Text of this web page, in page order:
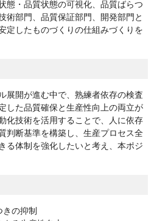
態・品質状態の可視化、品質ばらつ
術部門、品質保証部門、開発部門と
定したものづくりの仕組みづくりを
展開が進む中で、熟練者依存の検査
した品質確保と生産性向上の両立が
化技術を活用することで、人に依存
判断基準を構築し、生産プロセス全
る体制を強化したいと考え、本ポジ
の抑制